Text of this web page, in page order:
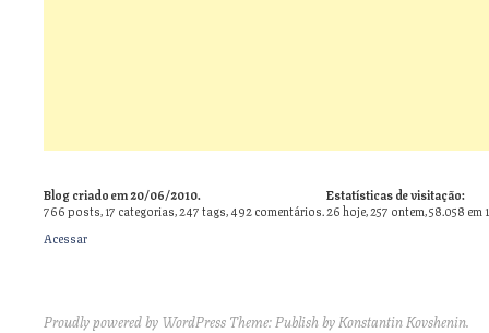
Blog criado em 20/06/2010.
766posts,17 categorias,247tags,492comentários.
Estatísticas de visitação:
26 hoje, 257 ontem, 58.058 em
Acessar
Proudly powered by WordPress Theme: Publish by Konstantin Kovshenin.